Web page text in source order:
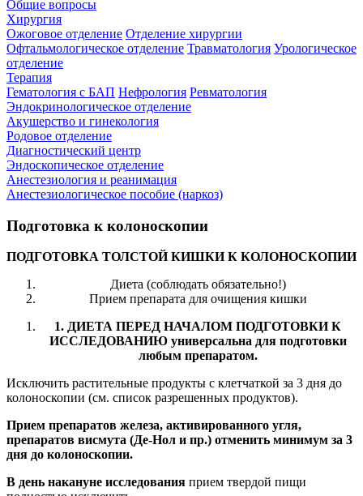
Общие вопросы
Хирургия
Ожоговое отделение Отделение хирургии
Офтальмологическое отделение Травматология Урологическое
отделение
Терапия
Гематология с БАП Нефрология Ревматология
Эндокринологическое отделение
Акушерство и гинекология
Родовое отделение
Диагностический центр
Эндоскопическое отделение
Анестезиология и реанимация
Анестезиологическое пособие (наркоз)
Подготовка к колоноскопии
ПОДГОТОВКА ТОЛСТОЙ КИШКИ К КОЛОНОСКОПИИ
Диета (соблюдать обязательно!)
Прием препарата для очищения кишки
1. ДИЕТА ПЕРЕД НАЧАЛОМ ПОДГОТОВКИ К
ИССЛЕДОВАНИЮ универсальна для подготовки
любым препаратом.
Исключить растительные продукты с клетчаткой за 3 дня до
колоноскопии (см. список разрешенных продуктов).
Прием препаратов железа, активированного угля,
препаратов висмута (Де-Нол и пр.) отменить минимум за 3
дня до колоноскопии.
В день накануне исследования прием твердой пищи